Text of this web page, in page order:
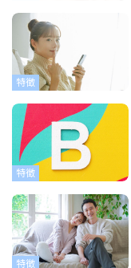
特徴
特徴
特徴